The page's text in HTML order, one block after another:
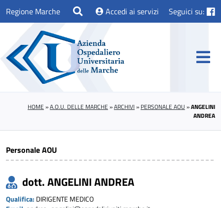
Regione Marche Accedi ai servizi Seguici su:
HOME »A.O.U. DELLE MARCHE »ARCHIVI » PERSONALE AOU »ANGELINI
ANDREA
Personale AOU
dott. ANGELINI ANDREA
Qualifica: DIRIGENTE MEDICO